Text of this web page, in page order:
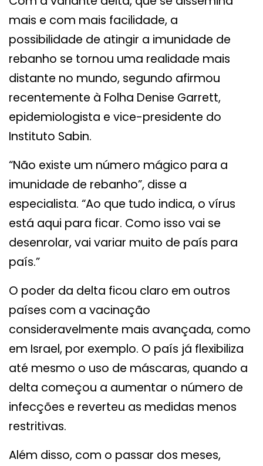
mais e com mais facilidade, a
possibilidade de atingir a imunidade de
rebanho se tornou uma realidade mais
distante no mundo, segundo afirmou
recentemente à Folha Denise Garrett,
epidemiologista e vice-presidente do
Instituto Sabin.
“Não existe um número mágico para a
imunidade de rebanho”, disse a
especialista. “Ao que tudo indica, o vírus
está aqui para ficar. Como isso vai se
desenrolar, vai variar muito de país para
país.”
O poder da delta ficou claro em outros
países com a vacinação
consideravelmente mais avançada, como
em Israel, por exemplo. O país já flexibiliza
até mesmo o uso de máscaras, quando a
delta começou a aumentar o número de
infecções e reverteu as medidas menos
restritivas.
Além disso, com o passar dos meses,